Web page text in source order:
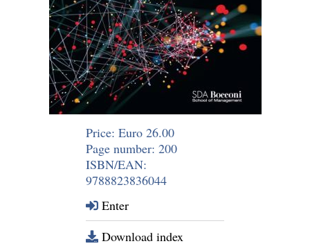
Price: Euro 26.00
Page number: 200
ISBN/EAN:
9788823836044
Enter
Download index